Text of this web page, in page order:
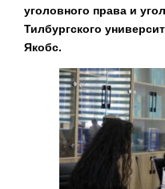
уголовного права и
Тилбургского
Якобс.